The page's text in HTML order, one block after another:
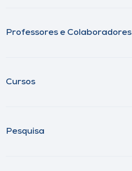
Professores e Colaboradores
Cursos
Pesquisa